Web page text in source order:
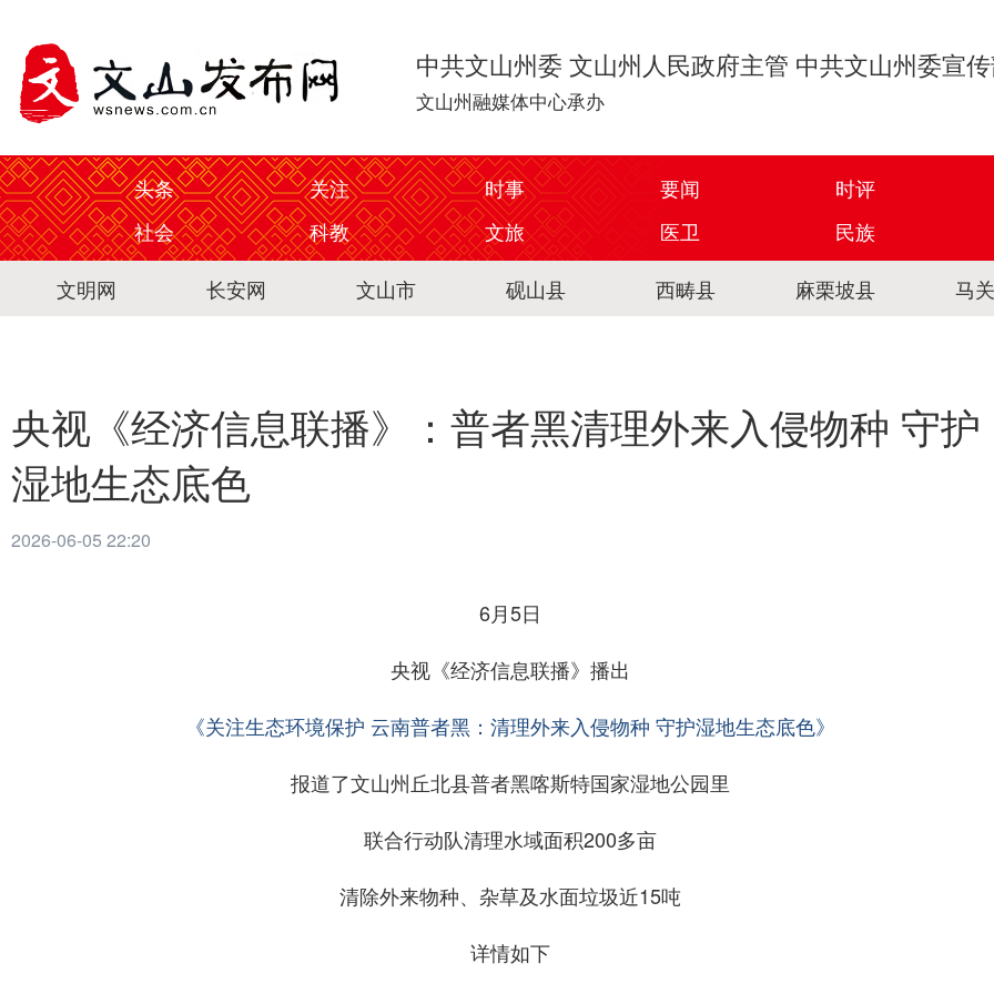
中共文山州委 文山州人民政府主管 中共文山州委宣
文山州融媒体中心承办
头条 关注 时事 要闻
时评
社会
科教 文旅 医卫
民族
文明网
长安网 文山市 砚山县 西畴县 麻栗坡县 马
央视《经济信息联播》：普者黑清理外来入侵物种 守护
湿地生态底色
2026-06-05 22:20
6月5日
央视《经济信息联播》播出
《关注生态环境保护 云南普者黑：清理外来入侵物种 守护湿地生态底色》
报道了文山州丘北县普者黑喀斯特国家湿地公园里
联合行动队清理水域面积200多亩
清除外来物种、杂草及水面垃圾近15吨
详情如下